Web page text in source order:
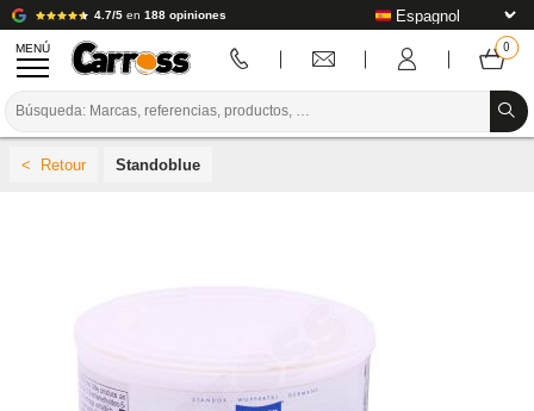
4.7/5 en 188 opiniones
MENÚ
HERRAMIENTAS DE CARROCERÍA
Standoblue